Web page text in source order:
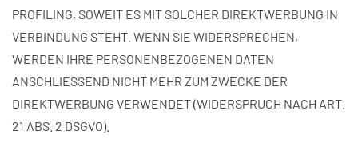
PROFILING, SOWEIT ES MIT SOLCHER DIREKTWERBUNG IN
VERBINDUNG STEHT. WENN SIE WIDERSPRECHEN,
WERDEN IHRE PERSONENBEZOGENEN DATEN
ANSCHLIESSEND NICHT MEHR ZUM ZWECKE DER
DIREKTWERBUNG VERWENDET (WIDERSPRUCH NACH ART.
21 ABS. 2 DSGVO).